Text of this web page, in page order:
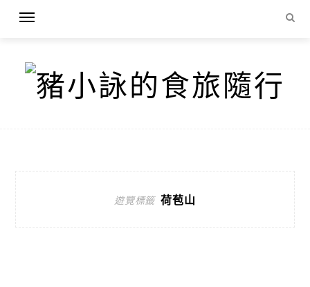
遊覽標籤 荷苞山